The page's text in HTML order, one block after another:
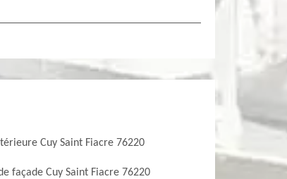
Cuy Saint Fiacre 76220
façade Cuy Saint Fiacre 76220